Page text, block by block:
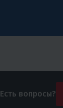
Есть вопросы?